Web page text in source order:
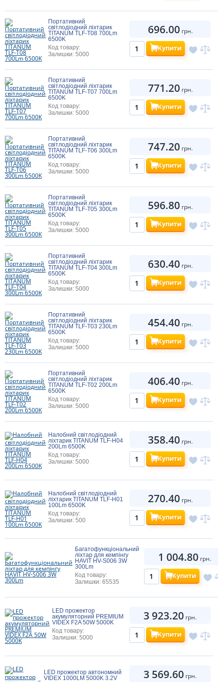
Портативний
світлодіодний ліхтарик
TITANUM TLF-T08 700Lm
6500K
Код товару:
Залишки: 5000
696.00 грн.
Купити
Портативний
світлодіодний ліхтарик
TITANUM TLF-T07 700Lm
6500K
Код товару:
Залишки: 5000
771.20 грн.
Купити
Портативний
світлодіодний ліхтарик
TITANUM TLF-T06 300Lm
6500K
Код товару:
Залишки: 5000
747.20 грн.
Купити
Портативний
світлодіодний ліхтарик
TITANUM TLF-T05 300Lm
6500K
Код товару:
Залишки: 5000
596.80 грн.
Купити
Портативний
світлодіодний ліхтарик
TITANUM TLF-T04 300Lm
6500K
Код товару:
Залишки: 5000
630.40 грн.
Купити
Портативний
світлодіодний ліхтарик
TITANUM TLF-T03 230Lm
6500K
Код товару:
Залишки: 5000
454.40 грн.
Купити
Портативний
світлодіодний ліхтарик
TITANUM TLF-T02 200Lm
6500K
Код товару:
Залишки: 5000
406.40 грн.
Купити
Налобний світлодіодний
ліхтарик TITANUM TLF-H04
200Lm 6500K
Код товару:
Залишки: 5000
358.40 грн.
Купити
Налобний світлодіодний
ліхтарик TITANUM TLF-H01
100Lm 6500K
Код товару:
Залишки: 500
270.40 грн.
Купити
Багатофункціональний
ліхтар для кемпінгу
HAVIT HV-S006 3W
300Lm
Код товару:
Залишки: 65535
1 004.80 грн.
Купити
LED прожектор
акумуляторний PREMIUM
VIDEX F2A 50W 5000K
Код товару:
Залишки: 5000
3 923.20 грн.
Купити
LED прожектор автономний
VIDEX 1000LM 5000K 3.2V
3 569.60 грн.